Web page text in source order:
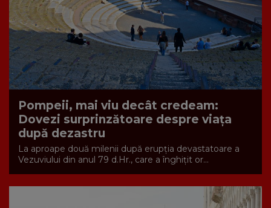
Pompeii, mai viu decât credeam:
Dovezi surprinzătoare despre viața
după dezastru
La aproape două milenii după erupția devastatoare a
Vezuviului din anul 79 d.Hr., care a înghițit or...